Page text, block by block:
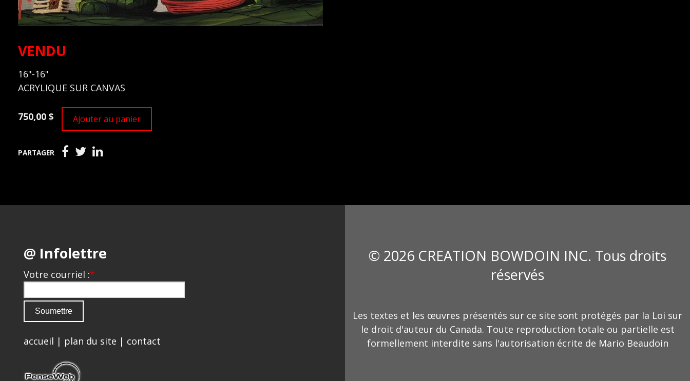
VENDU
16"-16"
ACRYLIQUE SUR CANVAS
750,00 $ Ajouter au panier
PARTAGER
@ Infolettre
Votre courriel :*
accueil | plan du site | contact
© 2026 CREATION BOWDOIN INC. Tous droits
réservés
Les textes et les œuvres présentés sur ce site sont protégés par la Loi sur
le droit d'auteur du Canada. Toute reproduction totale ou partielle est
formellement interdite sans l'autorisation écrite de Mario Beaudoin